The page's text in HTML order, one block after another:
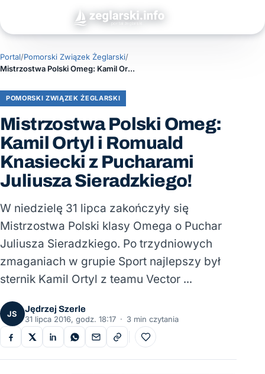
Portal/Pomorski Związek Żeglarski/
Mistrzostwa Polski Omeg: Kamil Ortyl i Romuald Knasiecki z Pucharami Juliusza Sieradzkiego!
POMORSKI ZWIĄZEK ŻEGLARSKI
Mistrzostwa Polski Omeg:
Kamil Ortyl i Romuald
Knasiecki z Pucharami
Juliusza Sieradzkiego!
W niedzielę 31 lipca zakończyły się
Mistrzostwa Polski klasy Omega o Puchar
Juliusza Sieradzkiego. Po trzydniowych
zmaganiach w grupie Sport najlepszy był
sternik Kamil Ortyl z teamu Vector …
JS
Jędrzej Szerle
31 lipca 2016, godz. 18:17 · 3 min czytania
Do ulubionych